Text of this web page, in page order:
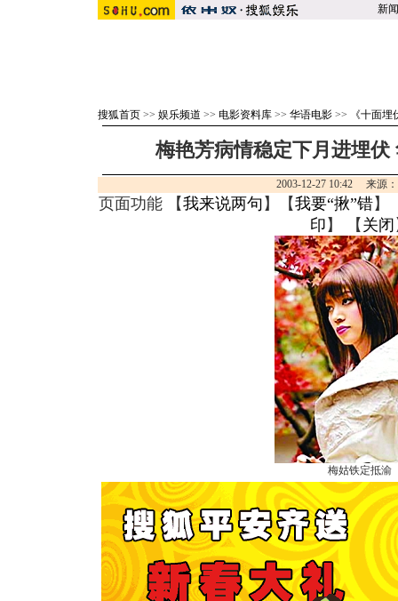
新闻
搜狐首页 >> 娱乐频道 >> 电影资料库 >> 华语电影 >> 《十面埋
梅艳芳病情稳定下月进埋伏
2003-12-27 10:42 来源
页面功能 【我来说两句 】【我要“揪”错】
印 】 【 关闭
梅姑铁定抵渝